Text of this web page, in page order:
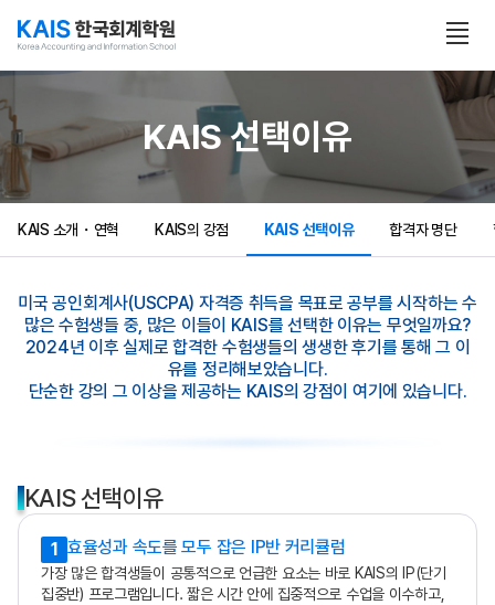
전
보
KAIS 선택이유
KAIS 소개・연혁 KAIS의 강점 KAIS 선택이유 합격자 명단
미국 공인회계사(USCPA) 자격증 취득을 목표로 공부를 시작하는 수
많은 수험생들 중, 많은 이들이 KAIS를 선택한 이유는 무엇일까요?
2024년 이후 실제로 합격한 수험생들의 생생한 후기를 통해 그 이
유를 정리해보았습니다.
단순한 강의 그 이상을 제공하는 KAIS의 강점이 여기에 있습니다.
KAIS 선택이유
1 효율성과 속도를 모두 잡은 IP반 커리큘럼
가장 많은 합격생들이 공통적으로 언급한 요소는 바로 KAIS의 IP(단기
집중반) 프로그램입니다. 짧은 시간 안에 집중적으로 수업을 이수하고,